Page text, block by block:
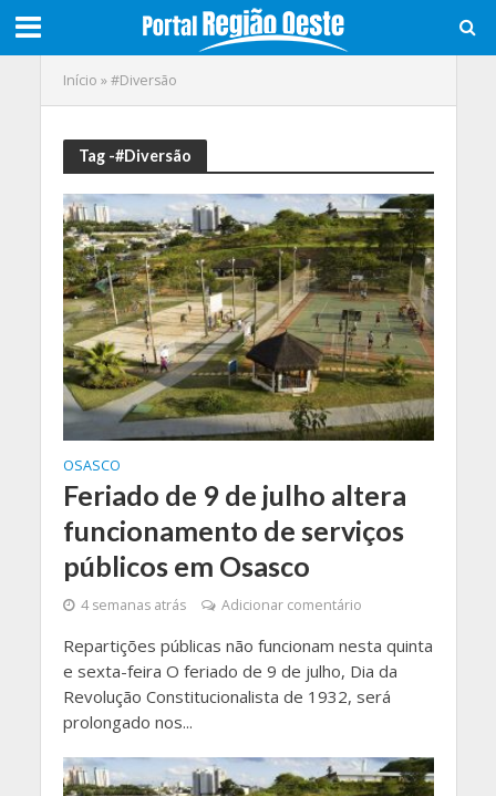
Início »#Diversão
Tag -#Diversão
OSASCO
Feriado de 9 de julho altera
funcionamento de serviços
públicos em Osasco
4 semanas atrás Adicionar comentário
Repartições públicas não funcionam nesta quinta
e sexta-feira O feriado de 9 de julho, Dia da
Revolução Constitucionalista de 1932, será
prolongado nos...